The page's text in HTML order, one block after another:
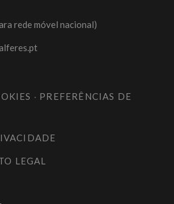
rede móvel nacional)
· PREFERÊNCIAS DE
LEGAL